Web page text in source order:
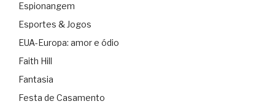
Espionangem
Esportes & Jogos
EUA-Europa: amor e ódio
Faith Hill
Fantasia
Festa de Casamento